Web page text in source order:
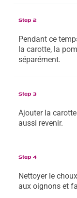
Step 2
Pendant ce
la carotte, la
séparément.
Step 3
Ajouter la
aussi revenir.
Step 4
Nettoyer le
aux oignons et